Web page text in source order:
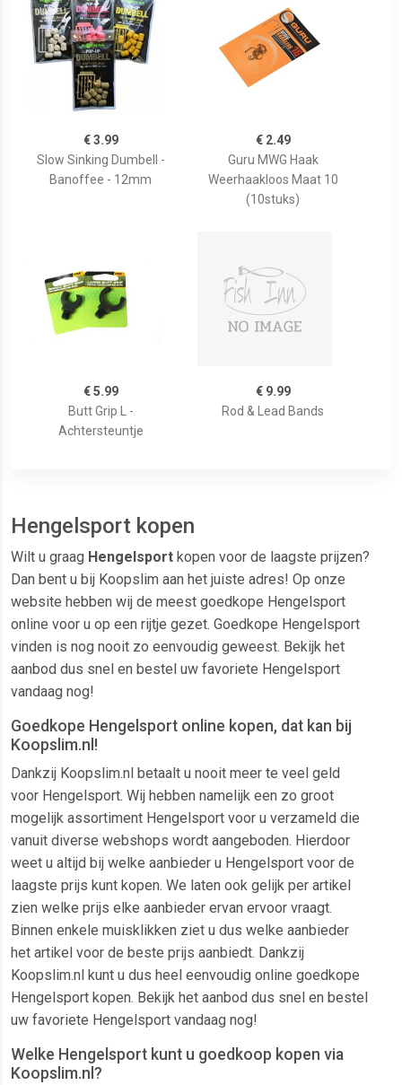
€ 3.99
Slow Sinking Dumbell -
Banoffee - 12mm
€ 2.49
Guru MWG Haak
Weerhaakloos Maat 10
(10stuks)
€ 5.99
Butt Grip L -
Achtersteuntje
€ 9.99
Rod & Lead Bands
Hengelsport kopen
Wilt u graag Hengelsport kopen voor de laagste prijzen?
Dan bent u bij Koopslim aan het juiste adres! Op onze
website hebben wij de meest goedkope Hengelsport
online voor u op een rijtje gezet. Goedkope Hengelsport
vinden is nog nooit zo eenvoudig geweest. Bekijk het
aanbod dus snel en bestel uw favoriete Hengelsport
vandaag nog!
Goedkope Hengelsport online kopen, dat kan bij
Koopslim.nl!
Dankzij Koopslim.nl betaalt u nooit meer te veel geld
voor Hengelsport. Wij hebben namelijk een zo groot
mogelijk assortiment Hengelsport voor u verzameld die
vanuit diverse webshops wordt aangeboden. Hierdoor
weet u altijd bij welke aanbieder u Hengelsport voor de
laagste prijs kunt kopen. We laten ook gelijk per artikel
zien welke prijs elke aanbieder ervan ervoor vraagt.
Binnen enkele muisklikken ziet u dus welke aanbieder
het artikel voor de beste prijs aanbiedt. Dankzij
Koopslim.nl kunt u dus heel eenvoudig online goedkope
Hengelsport kopen. Bekijk het aanbod dus snel en bestel
uw favoriete Hengelsport vandaag nog!
Welke Hengelsport kunt u goedkoop kopen via
Koopslim.nl?